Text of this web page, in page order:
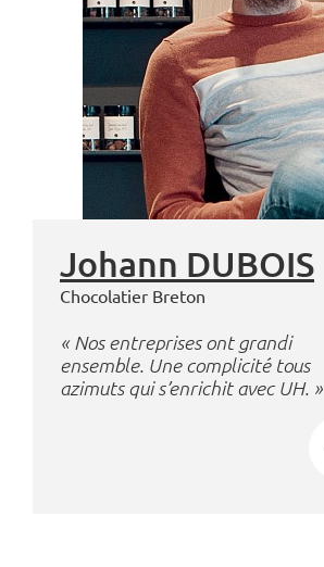
Johann DUBOIS
Chocolatier Breton
« Nos entreprises ont grandi
ensemble. Une complicité tous
azimuts qui s’enrichit avec UH. »